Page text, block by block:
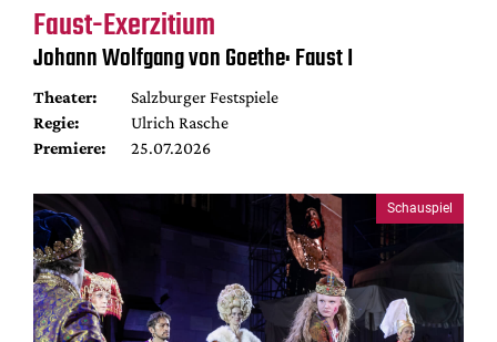
Faust-Exerzitium
Johann Wolfgang von Goethe: Faust I
Theater:
Salzburger Festspiele
Regie:
Ulrich Rasche
Premiere:
25.07.2026
Schauspiel